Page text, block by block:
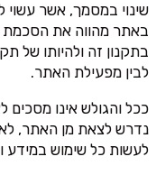
שינוי במסמך, אשר
באתר מהווה את הסכמת
בתקנון זה ולהיותו של
לבין מפעילת האתר.
ככל והגולש אינו מסכים
נדרש לצאת מן האתר, לא
לעשות כל שימוש במידע